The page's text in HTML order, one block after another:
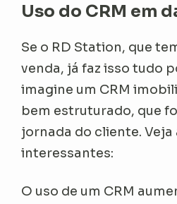
Uso do CRM em
Se o RD Station, que
venda, já faz isso tudo
imagine um CRM
bem estruturado, que
jornada do cliente.
interessantes:
O uso de um CRM